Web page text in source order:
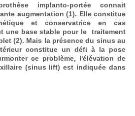
implanto-portée connait
augmentation (1). Elle constitue
et conservatrice en cas
une base stable pour le traitement
(2). Mais la présence du sinus au
constitue un défi à la pose
ce problème, l'élévation de
(sinus lift) est indiquée dans